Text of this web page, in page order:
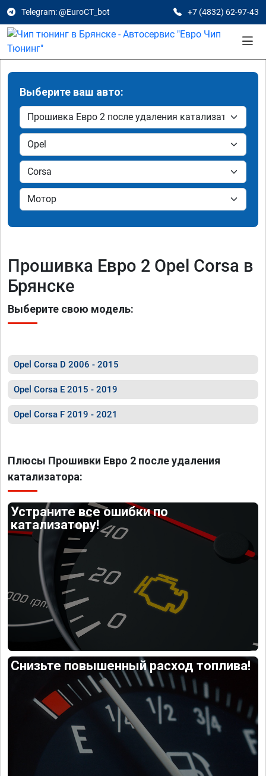
Telegram: @EuroCT_bot +7 (4832) 62-97-43
Выберите ваш авто:
Прошивка Евро 2 Opel Corsa в
Брянске
Выберите свою модель:
Opel Corsa D 2006 - 2015
Opel Corsa E 2015 - 2019
Opel Corsa F 2019 - 2021
Плюсы Прошивки Евро 2 после удаления
катализатора:
Устраните все ошибки по
катализатору!
Снизьте повышенный расход топлива!